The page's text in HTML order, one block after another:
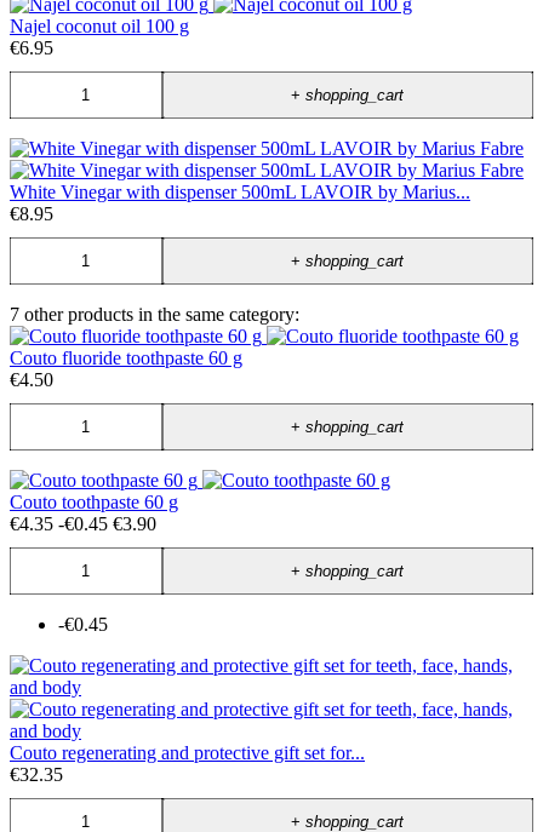
Najel coconut oil 100 g
€6.95
+shopping_cart
White Vinegar with dispenser 500mL LAVOIR by Marius...
€8.95
+shopping_cart
7 other products in the same category:
Couto fluoride toothpaste 60 g
€4.50
+shopping_cart
Couto toothpaste 60 g
€4.35 -€0.45 €3.90
+shopping_cart
-€0.45
Couto regenerating and protective gift set for...
€32.35
+shopping_cart